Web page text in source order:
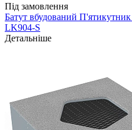
Під замовлення
Батут вбудований
LK904-S
Детальніше